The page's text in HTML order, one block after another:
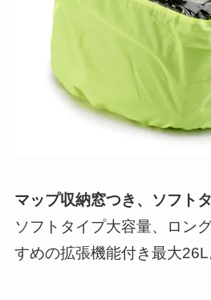
マップ収納窓つき、ソフト
ソフトタイプ大容量、ロン
すめの拡張機能付き最大26L